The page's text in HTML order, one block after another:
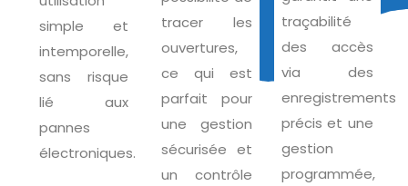
simple et
intemporelle,
sans risque
lié aux
pannes
électroniques.
tracer les
ouvertures,
ce qui est
parfait pour
une gestion
sécurisée et
un contrôle
traçabilité
des accès
via des
enregistrements
précis et une
gestion
programmée,